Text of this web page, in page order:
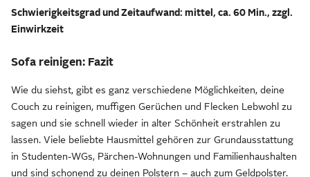
Schwierigkeitsgrad und Zeitaufwand: mittel, ca. 60 Min., zzgl.
Einwirkzeit
Sofa reinigen: Fazit
Wie du siehst, gibt es ganz verschiedene Möglichkeiten, deine
Couch zu reinigen, muffigen Gerüchen und Flecken Lebwohl zu
sagen und sie schnell wieder in alter Schönheit erstrahlen zu
lassen. Viele beliebte Hausmittel gehören zur Grundausstattung
in Studenten-WGs, Pärchen-Wohnungen und Familienhaushalten
und sind schonend zu deinen Polstern – auch zum Geldpolster.